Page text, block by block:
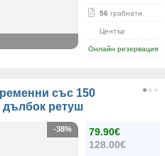
56 грабнати
Център
Онлайн резервация
със 150
дълбок ретуш
79.90€
128.00€
-38%